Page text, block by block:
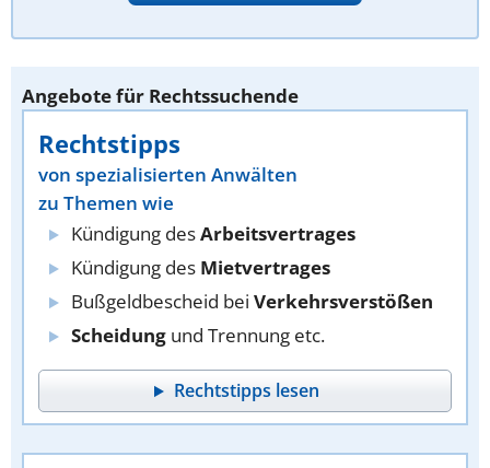
Angebote für Rechtssuchende
Rechtstipps
von spezialisierten Anwälten
zu Themen wie
Kündigung desArbeitsvertrages
Kündigung des Mietvertrages
Bußgeldbescheid bei Verkehrsverstößen
Scheidung und Trennung etc.
Rechtstipps lesen